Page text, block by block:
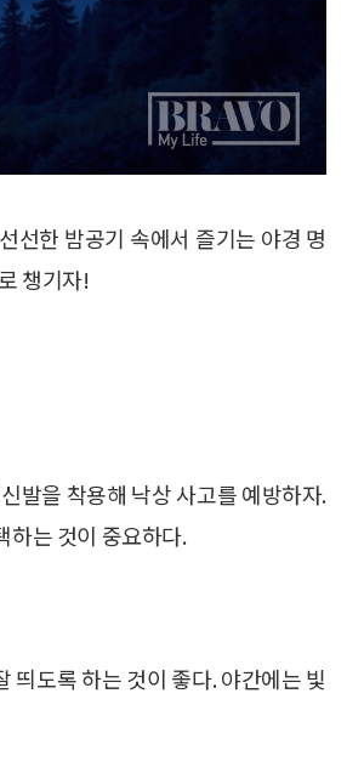
선한 밤공기 속에서 즐기는 야경 명
챙기자!
발을 착용해 낙상 사고를 예방하자.
하는 것이 중요하다.
띄도록 하는 것이 좋다. 야간에는 빛